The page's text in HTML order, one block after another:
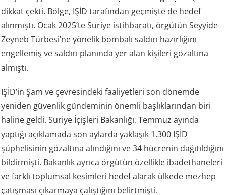
dikkat çekti. Bölge, IŞİD tarafından geçmişte de hedef
alınmıştı. Ocak 2025’te Suriye istihbaratı, örgütün Seyyide
Zeyneb Türbesi’ne yönelik bombalı saldırı hazırlığını
engellemiş ve saldırı planında yer alan kişileri gözaltına
almıştı.
IŞİD’in Şam ve çevresindeki faaliyetleri son dönemde
yeniden güvenlik gündeminin önemli başlıklarından biri
haline geldi. Suriye İçişleri Bakanlığı, Temmuz ayında
yaptığı açıklamada son aylarda yaklaşık 1.300 IŞİD
şüphelisinin gözaltına alındığını ve 34 hücrenin dağıtıldığını
bildirmişti. Bakanlık ayrıca örgütün özellikle ibadethaneleri
ve farklı toplumsal kesimleri hedef alarak ülkede mezhep
çatışması çıkarmaya çalıştığını belirtmişti.